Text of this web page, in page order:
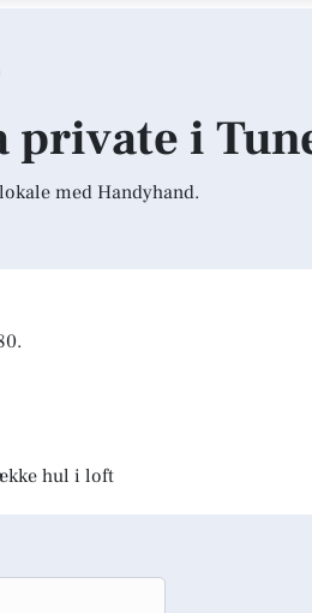
i
med Handyhand.
hul i loft